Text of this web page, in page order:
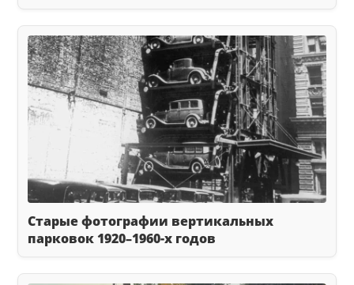
Старые фотографии вертикальных
парковок 1920–1960-х годов